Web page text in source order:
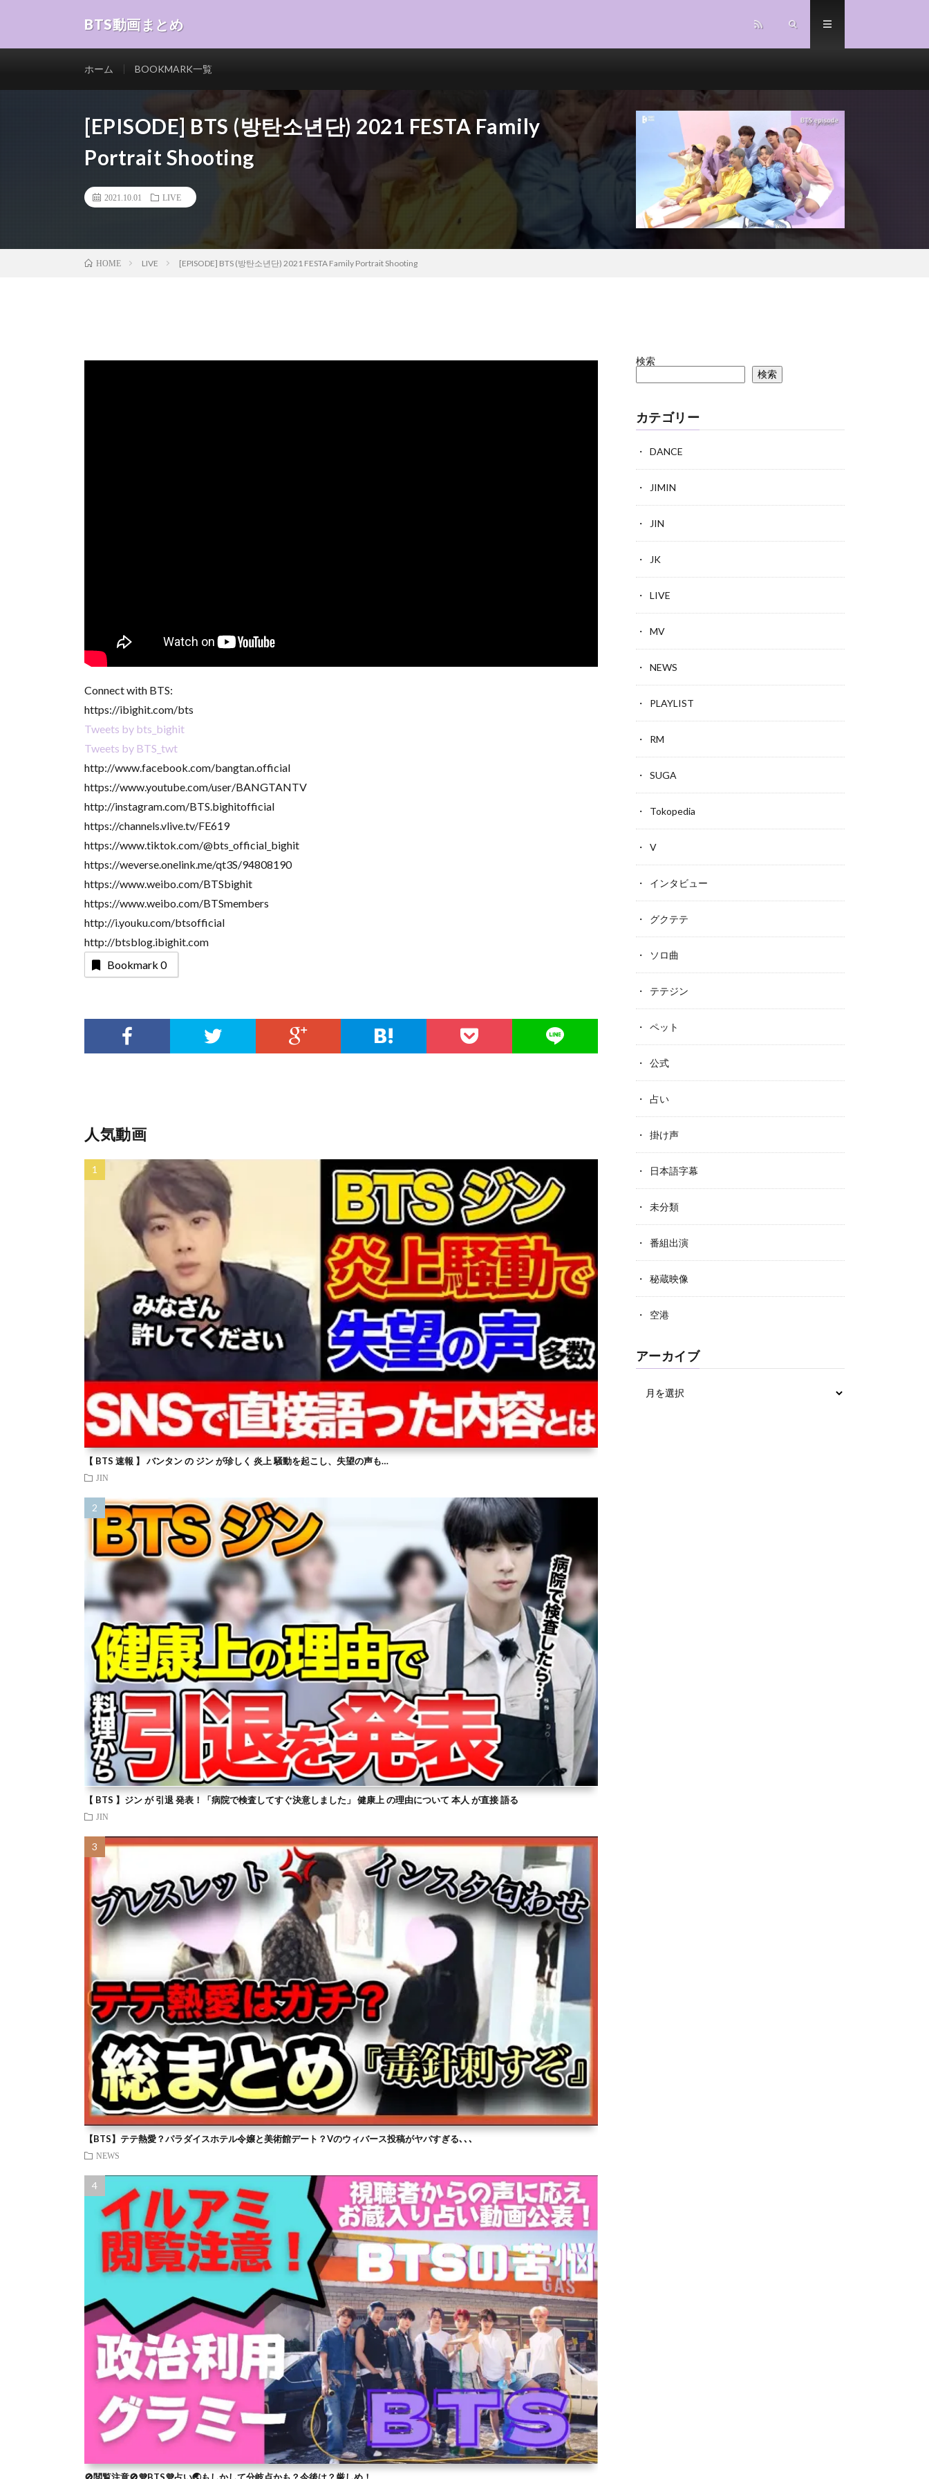
BTS動画まとめ
ホーム BOOKMARK一覧
[EPISODE] BTS (방탄소년단) 2021 FESTA Family
Portrait Shooting
2021.10.01 LIVE
HOME LIVE [EPISODE] BTS (방탄소년단) 2021 FESTA Family Portrait Shooting
Connect with BTS:
https://ibighit.com/bts
Tweets by bts_bighit
Tweets by BTS_twt
http://www.facebook.com/bangtan.official
https://www.youtube.com/user/BANGTANTV
http://instagram.com/BTS.bighitofficial
https://channels.vlive.tv/FE619
https://www.tiktok.com/@bts_official_bighit
https://weverse.onelink.me/qt3S/94808190
https://www.weibo.com/BTSbighit
https://www.weibo.com/BTSmembers
http://i.youku.com/btsofficial
http://btsblog.ibighit.com
Bookmark 0
人気動画
【 BTS 速報 】 バンタン の ジン が珍しく 炎上 騒動を起こし、失望の声も…
JIN
【 BTS 】ジン が 引退 発表！「病院で検査してすぐ決意しました」 健康上 の理由について 本人 が直接 語る
JIN
【BTS】テテ熱愛？パラダイスホテル令嬢と美術館デート？Vのウィバース投稿がヤバすぎる､､､
NEWS
検索
検索
カテゴリー
DANCE
JIMIN
JIN
JK
LIVE
MV
NEWS
PLAYLIST
RM
SUGA
Tokopedia
V
インタビュー
グクテテ
ソロ曲
テテジン
ペット
公式
占い
掛け声
日本語字幕
未分類
番組出演
秘蔵映像
空港
アーカイブ